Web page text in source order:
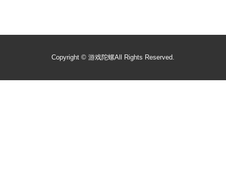
Copyright © 游戏陀螺All Rights Reserved.